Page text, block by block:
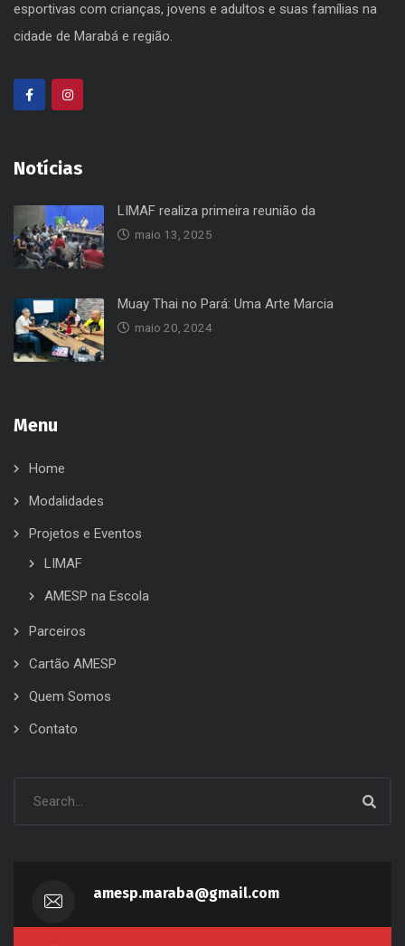
esportivas com crianças, jovens e adultos e suas famílias na
cidade de Marabá e região.
Notícias
LIMAF realiza primeira reunião da
maio 13, 2025
Muay Thai no Pará: Uma Arte Marcia
maio 20, 2024
Menu
Home
Modalidades
Projetos e Eventos
LIMAF
AMESP na Escola
Parceiros
Cartão AMESP
Quem Somos
Contato
amesp.maraba@gmail.com